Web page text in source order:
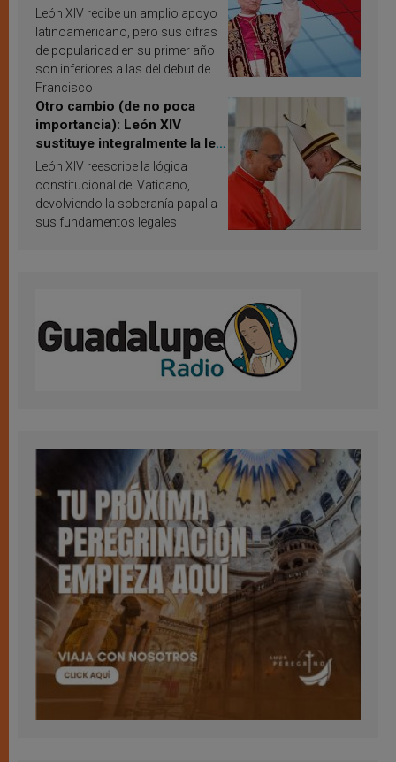
Latina en 2026? Publican
resultados de investigación
León XIV recibe un amplio apoyo
latinoamericano, pero sus cifras
de popularidad en su primer año
son inferiores a las del debut de
Francisco
Otro cambio (de no poca
importancia): León XIV
sustituye integralmente la ley
vaticana de Papa Francisco
León XIV reescribe la lógica
constitucional del Vaticano,
devolviendo la soberanía papal a
sus fundamentos legales